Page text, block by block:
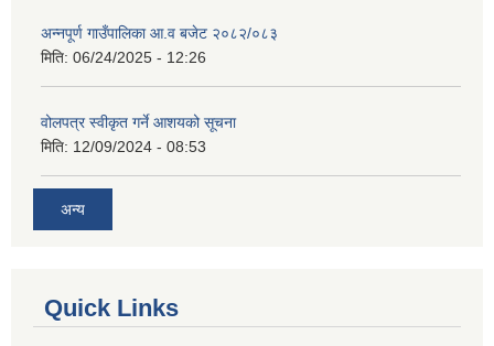
अन्नपूर्ण गाउँपालिका आ.व बजेट २०८२/०८३
मिति: 06/24/2025 - 12:26
वोलपत्र स्वीकृत गर्ने आशयको सूचना
मिति: 12/09/2024 - 08:53
अन्य
Quick Links